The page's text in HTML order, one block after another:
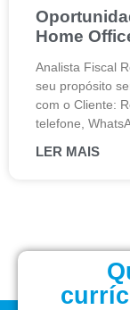
Home
Analista Fiscal
seu propósito
com o Cliente:
telefone,
LER MAIS